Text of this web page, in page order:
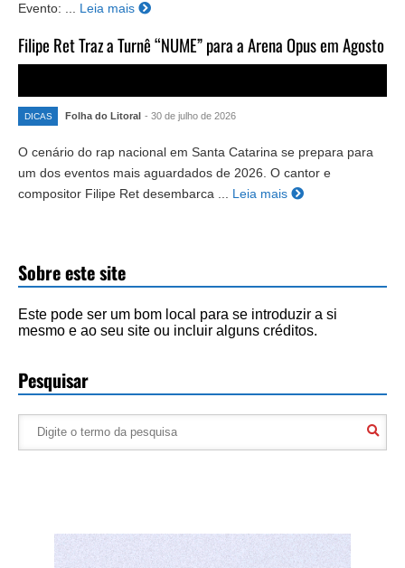
Evento: ... Leia mais
Filipe Ret Traz a Turnê “NUME” para a Arena Opus em Agosto
DICAS Folha do Litoral - 30 de julho de 2026
O cenário do rap nacional em Santa Catarina se prepara para
um dos eventos mais aguardados de 2026. O cantor e
compositor Filipe Ret desembarca ...
Leia mais
Sobre este site
Este pode ser um bom local para se introduzir a si
mesmo e ao seu site ou incluir alguns créditos.
Pesquisar